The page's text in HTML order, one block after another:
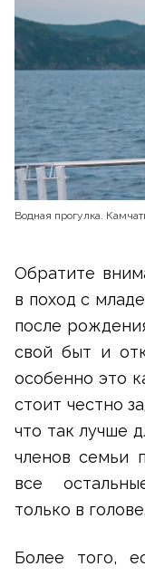
Водная прогулка.
Обратите
в поход с
после
свой быт и
особенно это
стоит честно
что так лучше
членов семьи
все
только в голове.
Более того,